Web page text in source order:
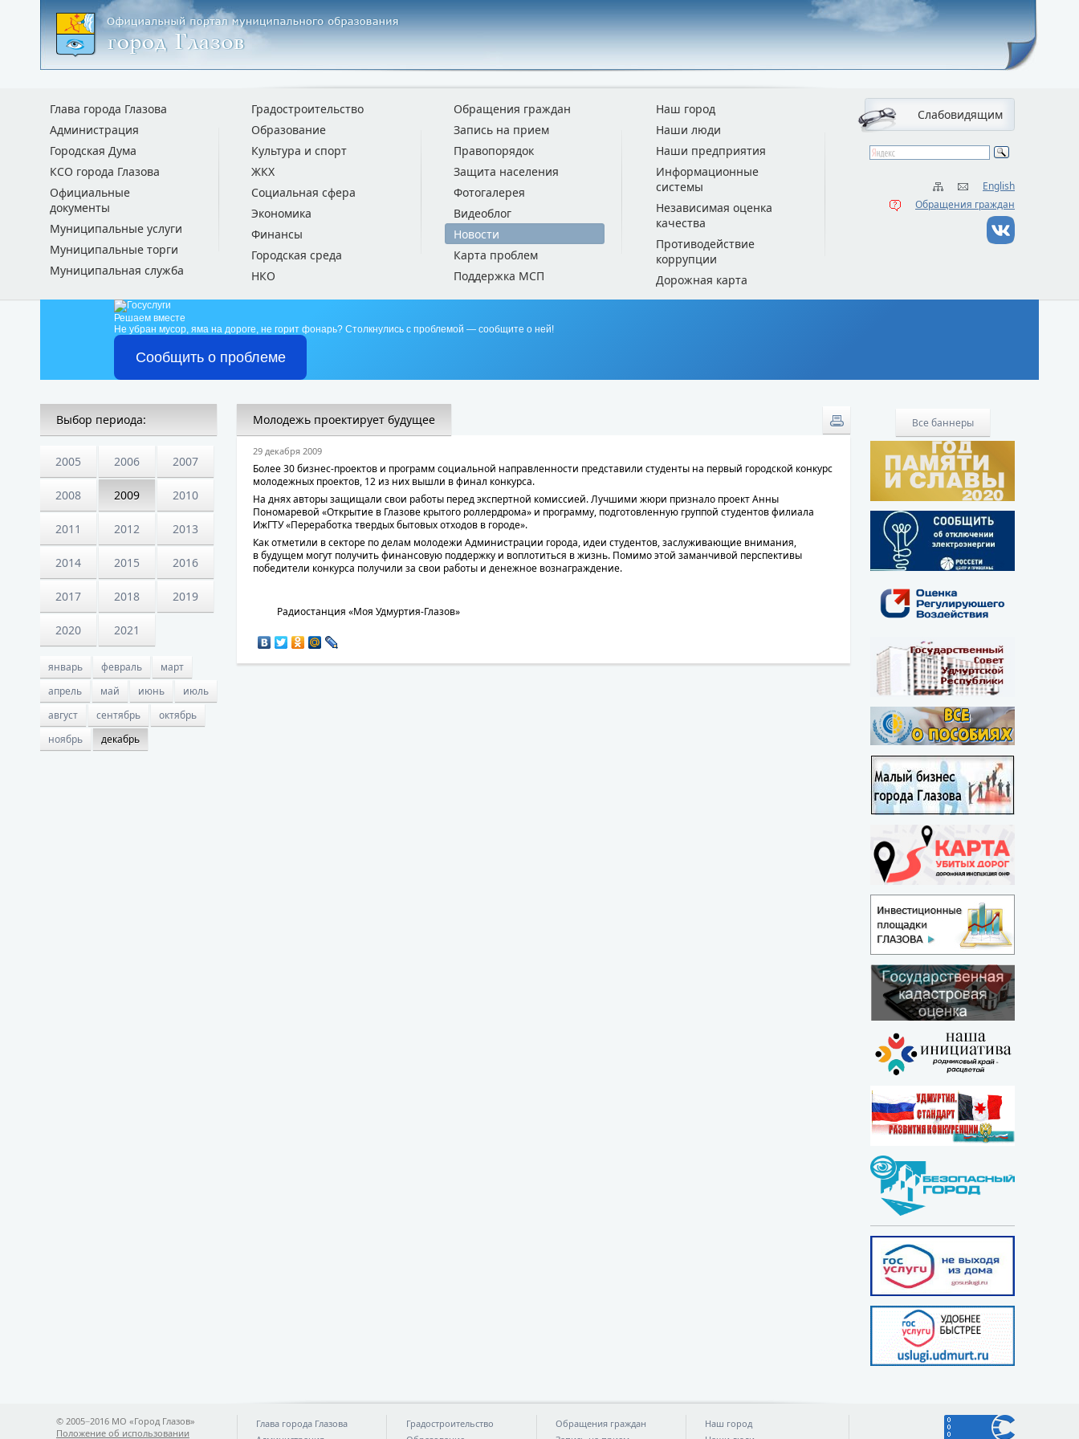
Слабовидящим
English
Обращения граждан
Глава города Глазова
Администрация
Городская Дума
КСО города Глазова
Официальные
документы
Муниципальные услуги
Муниципальные торги
Муниципальная служба
Градостроительство
Образование
Культура и спорт
ЖКХ
Социальная сфера
Экономика
Финансы
Городская среда
НКО
Обращения граждан
Запись на прием
Правопорядок
Защита населения
Фотогалерея
Видеоблог
Новости
Карта проблем
Поддержка МСП
Наш город
Наши люди
Наши предприятия
Информационные
системы
Независимая оценка
качества
Противодействие
коррупции
Дорожная карта
Решаем вместе
Не убран мусор, яма на дороге, не горит фонарь? Столкнулись с проблемой — сообщите о ней!
Сообщить о проблеме
Выбор периода:
2005 2006 2007
2008 2009 2010
2011 2012 2013
2014 2015 2016
2017 2018 2019
2020 2021
январь февраль
март
апрель
май июнь
июль
август
сентябрь
октябрь
ноябрь
декабрь
Все баннеры
Молодежь проектирует будущее
29 декабря 2009
Более 30 бизнес-проектов и программ социальной направленности представили студенты на первый городской конкурс
молодежных проектов, 12 из них вышли в финал конкурса.
На днях авторы защищали свои работы перед экспертной комиссией. Лучшими жюри признало проект Анны
Пономаревой «Открытие в Глазове крытого роллердрома» и программу, подготовленную группой студентов филиала
ИжГТУ «Переработка твердых бытовых отходов в городе».
Как отметили в секторе по делам молодежи Администрации города, идеи студентов, заслуживающие внимания,
в будущем могут получить финансовую поддержку и воплотиться в жизнь. Помимо этой заманчивой перспективы
победители конкурса получили за свои работы и денежное вознаграждение.
Радиостанция «Моя Удмуртия-Глазов»
© 2005−2016 МО «Город Глазов»
Положение об использовании
Глава города Глазова
Градостроительство
Обращения граждан
Наш город